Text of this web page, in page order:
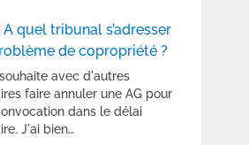
A quel tribunal s’adresser
de copropriété ?
avec d'autres
faire annuler une AG pour
dans le délai
J'ai bien…